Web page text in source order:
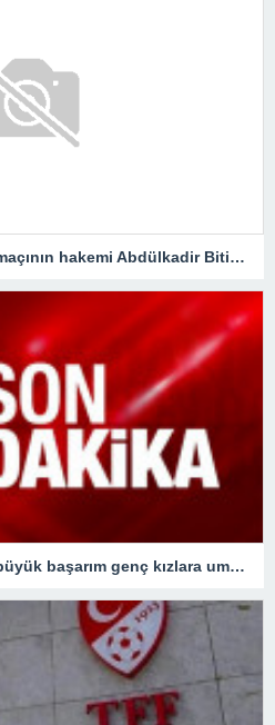
Fenerbahçe Trabzonspor maçının hakemi Abdülkadir Bitigen oldu!Spor Toto Süper Lig
İlayda Yağmur Yılmaz: En büyük başarım genç kızlara umut olmak